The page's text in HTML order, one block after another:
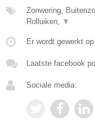
Zonwering,
Rolluiken,
▼
Er wordt gewerkt op
Laatste facebook
Sociale media: